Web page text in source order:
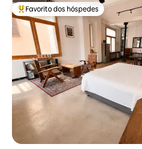
Favoritos dos hóspedes mais
Favorito dos hóspedes